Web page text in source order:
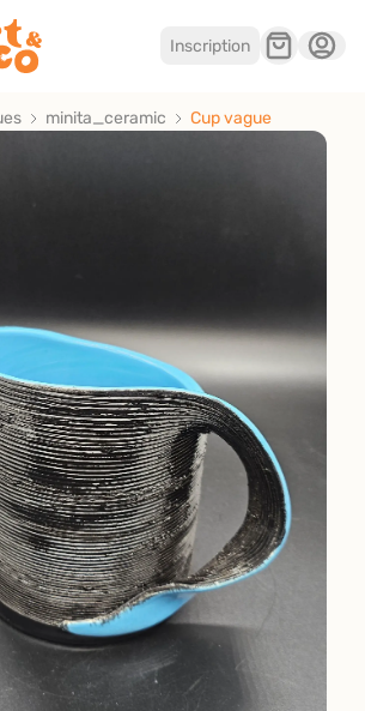
Inscription
minita_ceramic Cup vague